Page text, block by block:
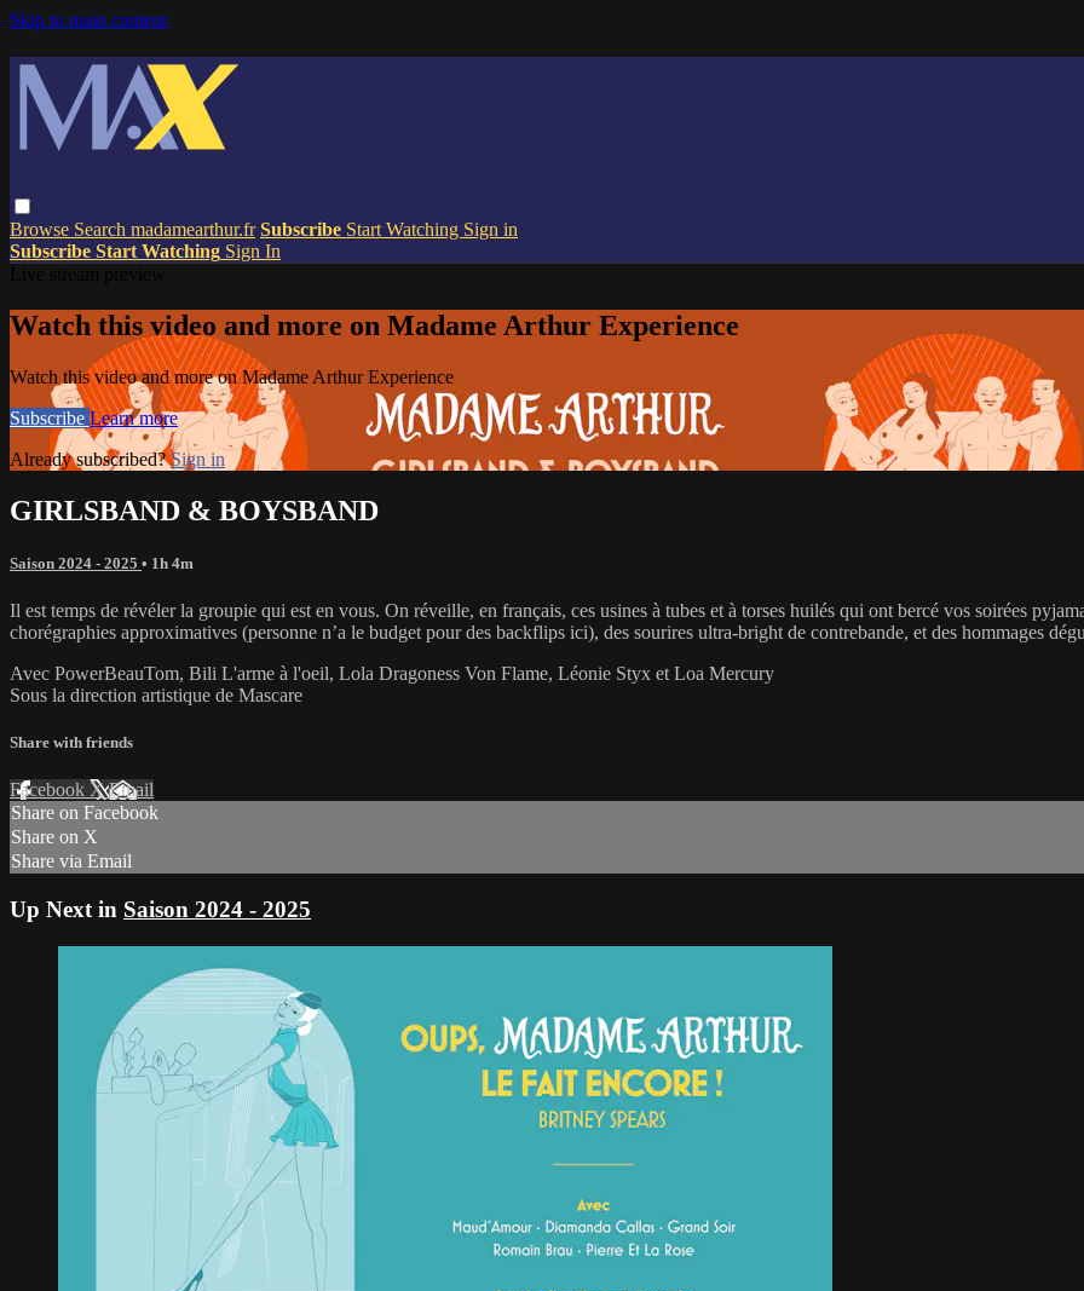
Skip to main content
Browse Search madamearthur.fr Subscribe Start Watching Sign in
Subscribe Start Watching Sign In
Watch this video and more on Madame Arthur Experience
Watch this video and more on Madame Arthur Experience
Subscribe Learn more
Already subscribed?Sign in
GIRLSBAND & BOYSBAND
Saison 2024 - 2025 • 1h 4m
Il est temps de révéler la groupie qui est en vous. On réveille, en français, ces usines à tubes et à torses huilés qui ont bercé vos soirées
chorégraphies approximatives (personne n’a le budget pour des backflips ici), des sourires ultra-bright de contrebande, et des hommages
Avec PowerBeauTom, Bili L'arme à l'oeil, Lola Dragoness Von Flame, Léonie Styx et Loa Mercury
Sous la direction artistique de Mascare
Share with friends
Facebook XEmail
Share on Facebook
Share on X
Share via Email
Up Next in Saison 2024 - 2025